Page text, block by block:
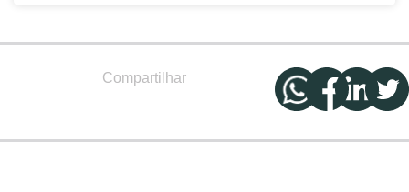
Compartilhar